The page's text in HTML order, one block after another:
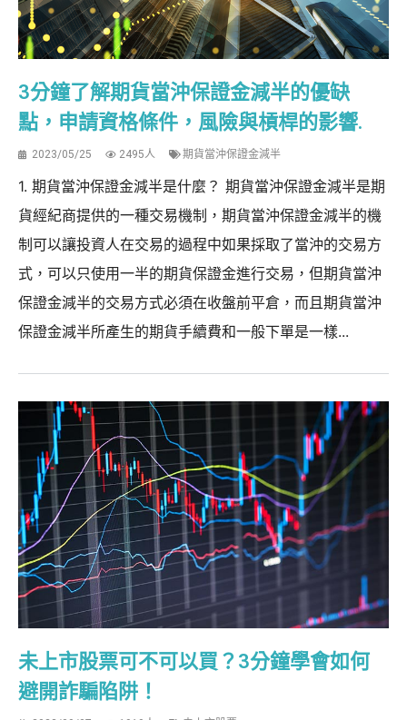
3分鐘了解期貨當沖保證金減半的優缺
點，申請資格條件，風險與槓桿的影響.
2023/05/25 2495人 期貨當沖保證金減半
1. 期貨當沖保證金減半是什麼？ 期貨當沖保證金減半是期
貨經紀商提供的一種交易機制，期貨當沖保證金減半的機
制可以讓投資人在交易的過程中如果採取了當沖的交易方
式，可以只使用一半的期貨保證金進行交易，但期貨當沖
保證金減半的交易方式必須在收盤前平倉，而且期貨當沖
保證金減半所產生的期貨手續費和一般下單是一樣...
未上市股票可不可以買？3分鐘學會如何
避開詐騙陷阱！